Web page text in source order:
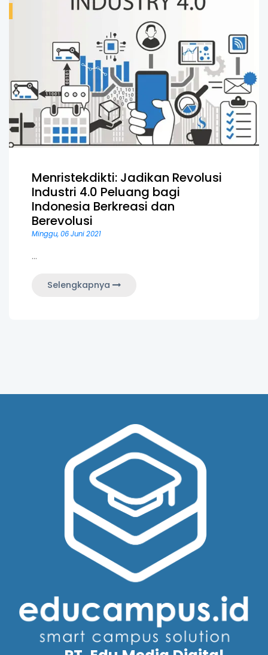
Menristekdikti: Jadikan Revolusi
Industri 4.0 Peluang bagi
Indonesia Berkreasi dan
Berevolusi
Minggu, 06 Juni 2021
...
Selengkapnya